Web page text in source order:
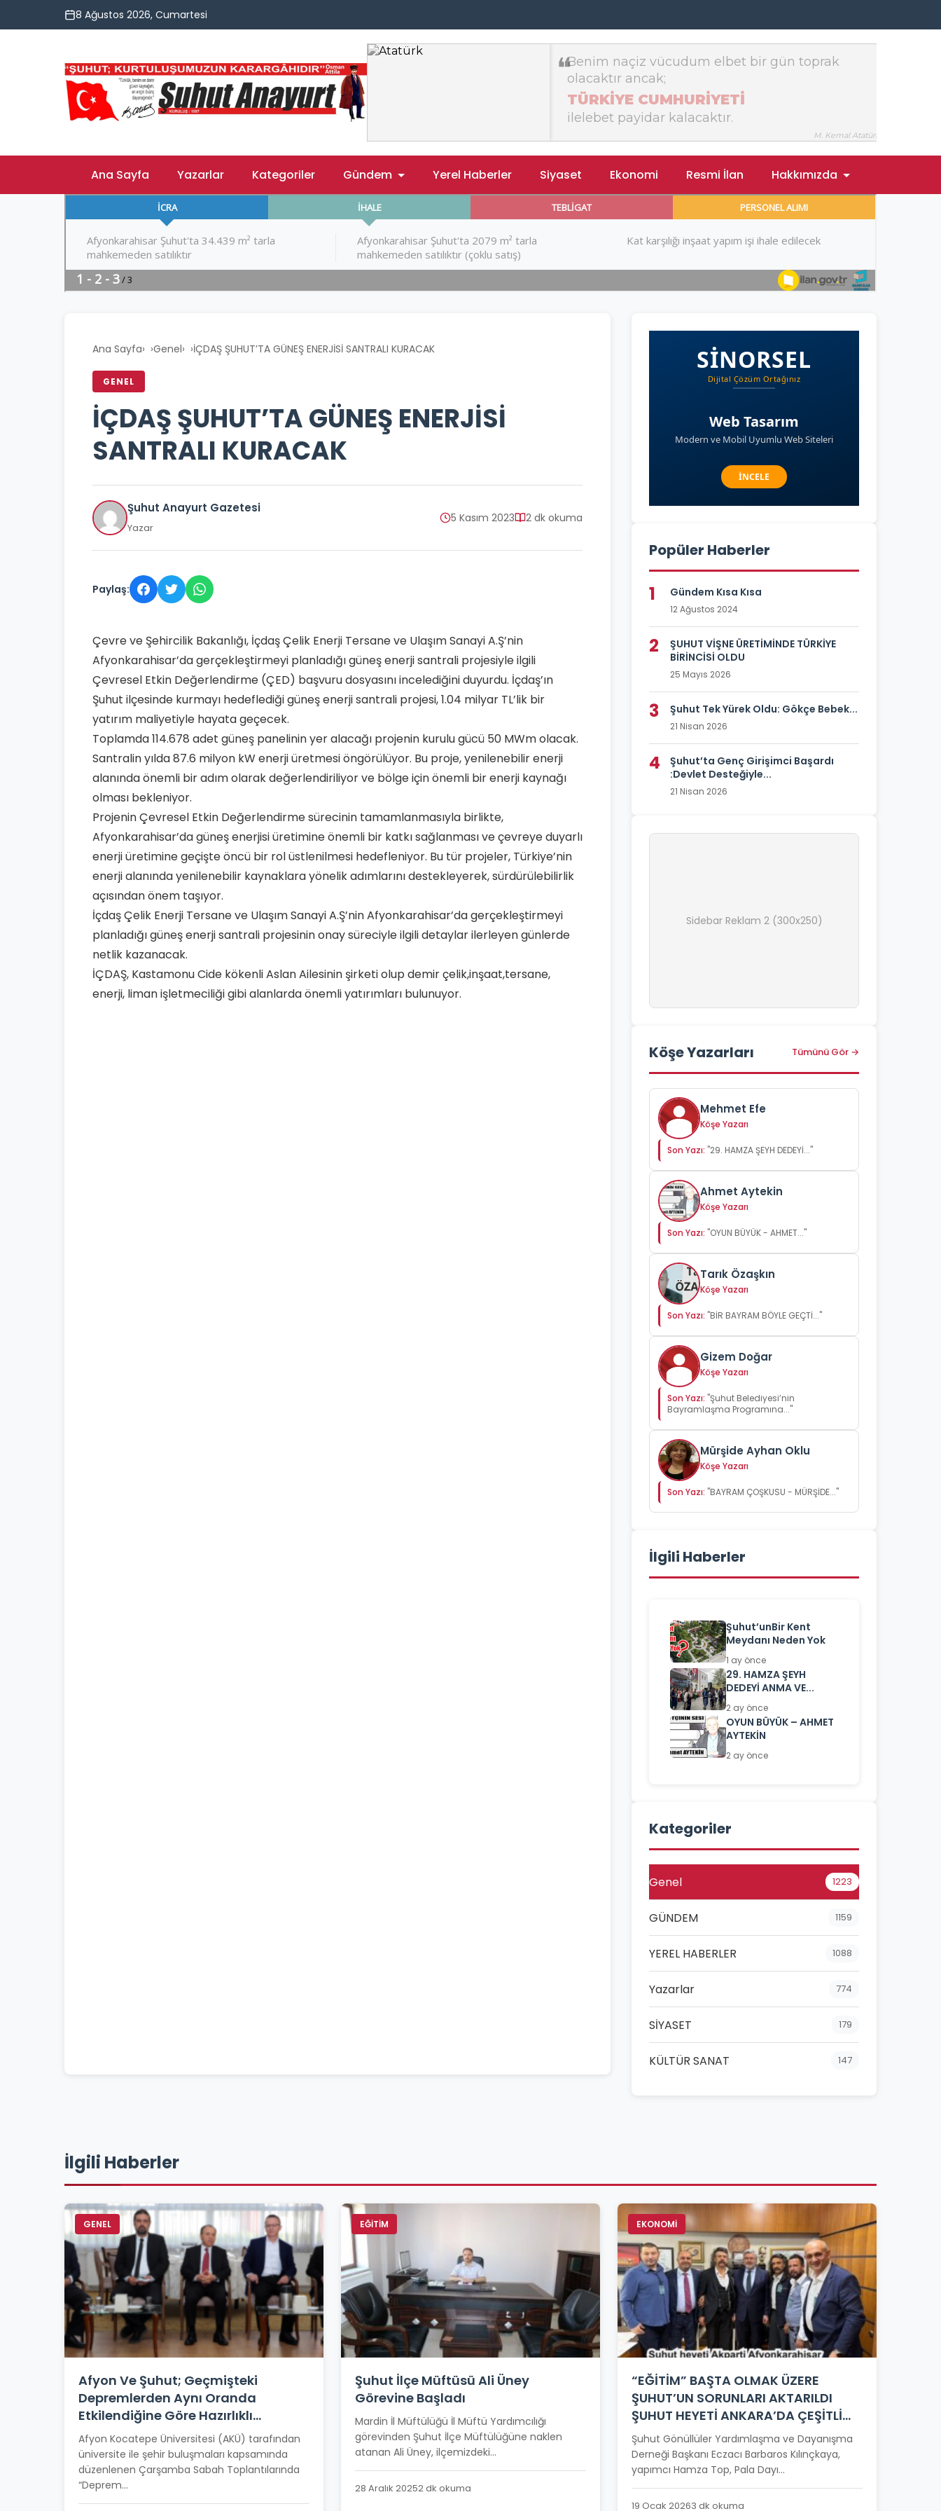
8 Ağustos 2026, Cumartesi
Ana Sayfa Yazarlar Kategoriler Gündem Yerel Haberler Siyaset Ekonomi Resmi İlan Hakkımızda
Ana Sayfa› Genel› İÇDAŞ ŞUHUT’TA GÜNEŞ ENERJİSİ SANTRALI KURACAK
GENEL
İÇDAŞ ŞUHUT’TA GÜNEŞ ENERJİSİ
SANTRALI KURACAK
Şuhut Anayurt Gazetesi
Yazar
5 Kasım 2023 2 dk okuma
Paylaş:
Çevre ve Şehircilik Bakanlığı, İçdaş Çelik Enerji Tersane ve Ulaşım Sanayi A.Ş’nin
Afyonkarahisar’da gerçekleştirmeyi planladığı güneş enerji santrali projesiyle ilgili
Çevresel Etkin Değerlendirme (ÇED) başvuru dosyasını incelediğini duyurdu. İçdaş’ın
Şuhut ilçesinde kurmayı hedeflediği güneş enerji santrali projesi, 1.04 milyar TL’lik bir
yatırım maliyetiyle hayata geçecek.
Toplamda 114.678 adet güneş panelinin yer alacağı projenin kurulu gücü 50 MWm olacak.
Santralin yılda 87.6 milyon kW enerji üretmesi öngörülüyor. Bu proje, yenilenebilir enerji
alanında önemli bir adım olarak değerlendiriliyor ve bölge için önemli bir enerji kaynağı
olması bekleniyor.
Projenin Çevresel Etkin Değerlendirme sürecinin tamamlanmasıyla birlikte,
Afyonkarahisar’da güneş enerjisi üretimine önemli bir katkı sağlanması ve çevreye duyarlı
enerji üretimine geçişte öncü bir rol üstlenilmesi hedefleniyor. Bu tür projeler, Türkiye’nin
enerji alanında yenilenebilir kaynaklara yönelik adımlarını destekleyerek, sürdürülebilirlik
açısından önem taşıyor.
İçdaş Çelik Enerji Tersane ve Ulaşım Sanayi A.Ş’nin Afyonkarahisar’da gerçekleştirmeyi
planladığı güneş enerji santrali projesinin onay süreciyle ilgili detaylar ilerleyen günlerde
netlik kazanacak.
İÇDAŞ, Kastamonu Cide kökenli Aslan Ailesinin şirketi olup demir çelik,inşaat,tersane,
enerji, liman işletmeciliği gibi alanlarda önemli yatırımları bulunuyor.
Popüler Haberler
1 Gündem Kısa Kısa
12 Ağustos 2024
2
ŞUHUT VİŞNE ÜRETİMİNDE TÜRKİYE
BİRİNCİSİ OLDU
25 Mayıs 2026
3 Şuhut Tek Yürek Oldu: Gökçe Bebek...
21 Nisan 2026
4
Şuhut’ta Genç Girişimci Başardı
:Devlet Desteğiyle...
21 Nisan 2026
Sidebar Reklam 2 (300x250)
Köşe Yazarları Tümünü Gör →
Mehmet Efe
Köşe Yazarı
Son Yazı: "29. HAMZA ŞEYH DEDEYİ..."
Ahmet Aytekin
Köşe Yazarı
Son Yazı: "OYUN BÜYÜK - AHMET..."
Tarık Özaşkın
Köşe Yazarı
Son Yazı: "BİR BAYRAM BÖYLE GEÇTİ..."
Gizem Doğar
Köşe Yazarı
Son Yazı: "Şuhut Belediyesi’nin
Bayramlaşma Programına..."
Mürşide Ayhan Oklu
Köşe Yazarı
Son Yazı: "BAYRAM ÇOŞKUSU - MÜRŞİDE..."
İlgili Haberler
Şuhut’unBir Kent
Meydanı Neden Yok
1 ay önce
29. HAMZA ŞEYH
DEDEYİ ANMA VE...
2 ay önce
OYUN BÜYÜK – AHMET
AYTEKİN
2 ay önce
Kategoriler
Genel 1223
GÜNDEM 1159
YEREL HABERLER 1088
Yazarlar 774
SİYASET 179
KÜLTÜR SANAT 147
İlgili Haberler
GENEL
Afyon Ve Şuhut; Geçmişteki
Depremlerden Aynı Oranda
Etkilendiğine Göre Hazırlıklı
Olmalıyız
Afyon Kocatepe Üniversitesi (AKÜ) tarafından
üniversite ile şehir buluşmaları kapsamında
düzenlenen Çarşamba Sabah Toplantılarında
“Deprem...
EĞİTİM
Şuhut İlçe Müftüsü Ali Üney
Görevine Başladı
Mardin İl Müftülüğü İl Müftü Yardımcılığı
görevinden Şuhut İlçe Müftülüğüne naklen
atanan Ali Üney, ilçemizdeki...
28 Aralık 20252 dk okuma
EKONOMİ
“EĞİTİM” BAŞTA OLMAK ÜZERE
ŞUHUT’UN SORUNLARI AKTARILDI
ŞUHUT HEYETİ ANKARA’DA ÇEŞİTLİ
ZİYARETLER GERÇEKLEŞTİRDİ
Şuhut Gönüllüler Yardımlaşma ve Dayanışma
Derneği Başkanı Eczacı Barbaros Kılınçkaya,
yapımcı Hamza Top, Pala Dayı...
19 Ocak 20263 dk okuma